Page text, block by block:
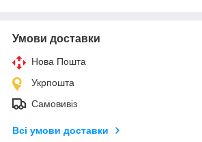
Умови доставки
Нова Пошта
Укрпошта
Самовивіз
Всі умови доставки